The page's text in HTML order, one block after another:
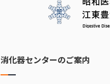
消化器センターのご案内